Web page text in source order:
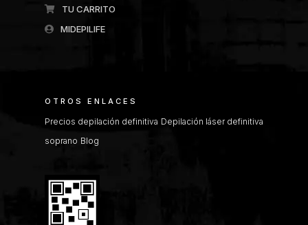
TU CARRITO
MIDEPILIFE
OTROS ENLACES
Precios depilación definitiva Depilación láser definitiva
soprano Blog